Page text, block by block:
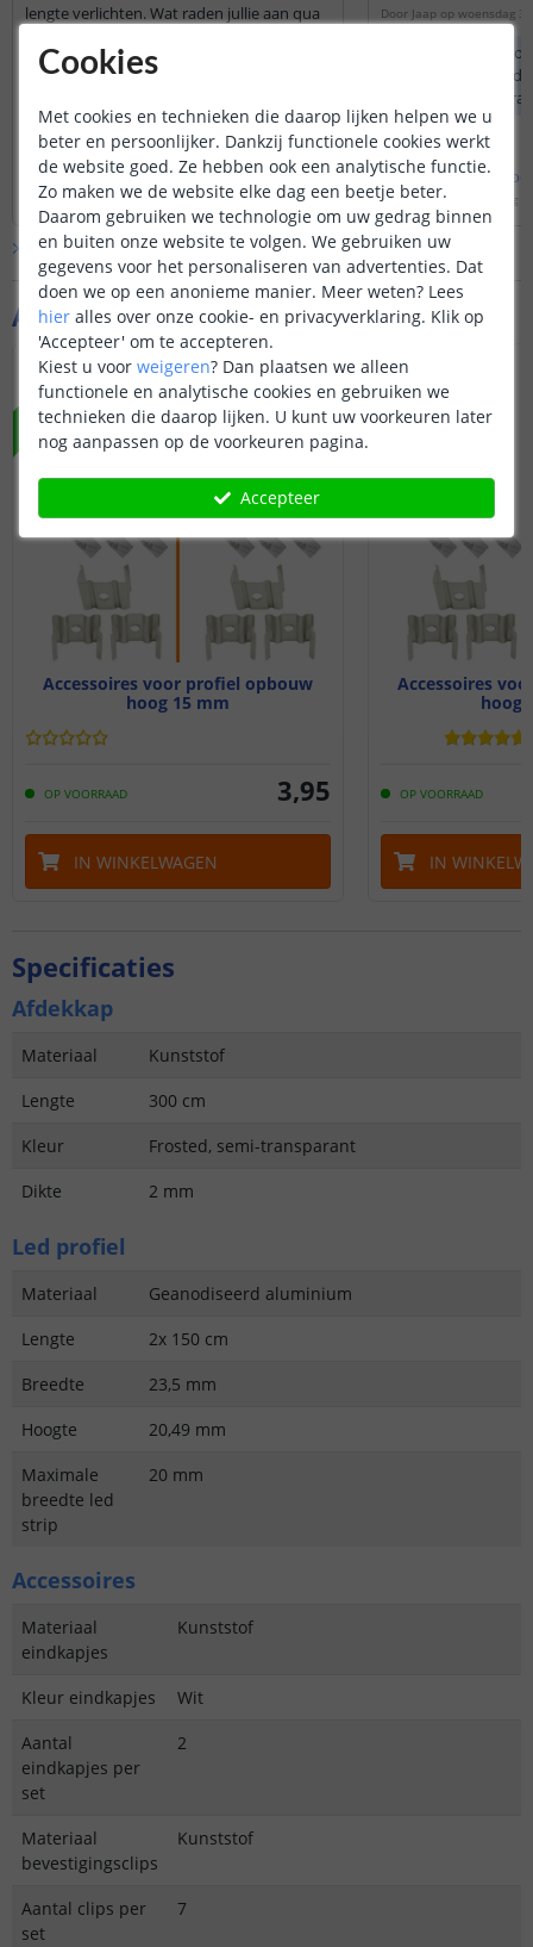
Aanvullende producten
NIEUW
Accessoires voor profiel opbouw
hoog 15 mm
OP VOORRAAD 3,95
IN WINKELWAGEN
Accessoires
hoog
OP VOORRAAD
IN
lengte verlichten. Wat raden jullie aan qua
Door Martijn op maandag 22 september 2025
afmetingen heeft dan onze ledstrips,
adviseren wij u om een breed en hoog
profiel te gebruiken, zodat u zeker weet
dat de Hue ledstrip erin past. Mocht u
twijfelen, kunt u de Hue ledstrip het
beste opmeten.
Bekijkhele antwoord
Door Danielle op dinsdag 23 september 2025
Door Jaap op woensdag
Bij de profielen
afdekkap
door en is semi-
Bekijkhele
Door Siem op woensdag
Bekijk alle Vraag & antwoord
Specificaties
Afdekkap
Materiaal
Kunststof
Lengte
300 cm
Kleur
Frosted, semi-transparant
Dikte
2 mm
Led profiel
Materiaal
Geanodiseerd aluminium
Lengte
2x 150 cm
Breedte
23,5 mm
Hoogte
20,49 mm
Maximale
breedte led
strip
20 mm
Accessoires
Materiaal
eindkapjes
Kunststof
Kleur eindkapjes
Wit
Aantal
eindkapjes per
set
2
Materiaal
bevestigingsclips
Kunststof
Aantal clips per
set
7
Cookies
Met cookies en technieken die daarop lijken helpen we u
beter en persoonlijker. Dankzij functionele cookies werkt
de website goed. Ze hebben ook een analytische functie.
Zo maken we de website elke dag een beetje beter.
Daarom gebruiken we technologie om uw gedrag binnen
en buiten onze website te volgen. We gebruiken uw
gegevens voor het personaliseren van advertenties. Dat
doen we op een anonieme manier. Meer weten? Lees
hier alles over onze cookie- en privacyverklaring. Klik op
'Accepteer' om te accepteren.
Kiest u voor weigeren? Dan plaatsen we alleen
functionele en analytische cookies en gebruiken we
technieken die daarop lijken. U kunt uw voorkeuren later
nog aanpassen op de voorkeuren pagina.
Accepteer